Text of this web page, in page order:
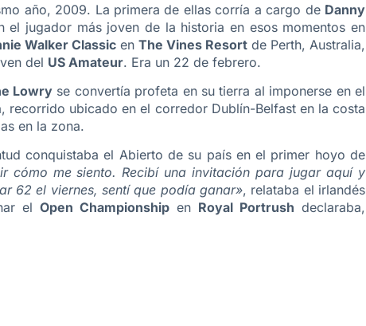
año, 2009. La primera de ellas corría a cargo de Danny
jugador más joven de la historia en esos momentos en
Walker Classic en The Vines Resort de Perth, Australia,
del US Amateur. Era un 22 de febrero.
Lowry se convertía profeta en su tierra al imponerse en el
recorrido ubicado en el corredor Dublín-Belfast en la costa
en la zona.
conquistaba el Abierto de su país en el primer hoyo de
cómo me siento. Recibí una invitación para jugar aquí y
62 el viernes, sentí que podía ganar», relataba el irlandés
el Open Championship en Royal Portrush declaraba,